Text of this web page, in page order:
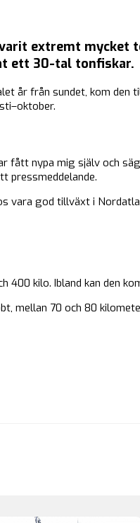
extremt
ett 30-tal tonfiskar.
år från sundet, kom den
nypa mig själv och
pressmeddelande.
vara god tillväxt i
400 kilo. Ibland kan den
mellan 70 och 80